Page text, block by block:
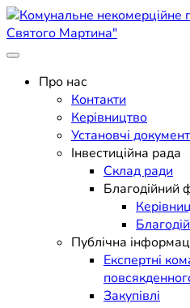
Skip
to
content
Комунальне
підприємство
Святого
Поліклініка Мукачево
Про нас
Контакти
Керівництво
Установчі
Інвестиційна рада
Склад ради
Благодійний
Публічна
Експертні
Закупівлі